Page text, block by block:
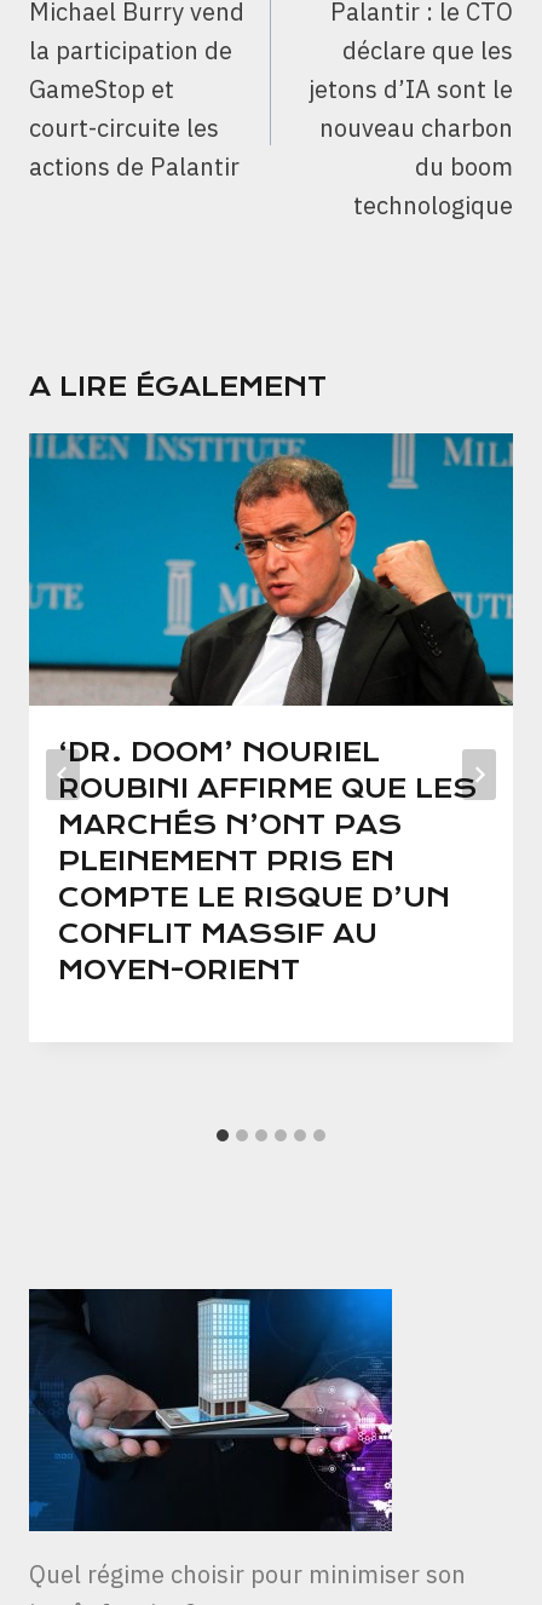
Michael Burry vend
la participation de
GameStop et
court-circuite les
actions de Palantir
Palantir : le CTO
déclare que les
jetons d’IA sont le
nouveau charbon
du boom
technologique
A LIRE ÉGALEMENT
‘DR. DOOM’ NOURIEL
ROUBINI AFFIRME QUE LES
MARCHÉS N’ONT PAS
PLEINEMENT PRIS EN
COMPTE LE RISQUE D’UN
CONFLIT MASSIF AU
MOYEN-ORIENT
Quel régime choisir pour minimiser son